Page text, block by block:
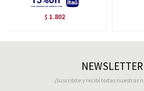
$ 1.802
NEWSLETTER
¡Suscribite y recibí todas nuestras